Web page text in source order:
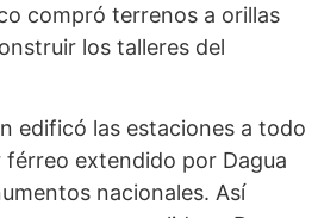
compró terrenos a orillas
los talleres del
edificó las estaciones a todo
extendido por Dagua
nacionales. Así